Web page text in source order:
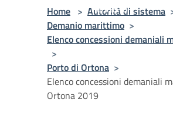
e Vasto
Home > Autorità di sistema
Demanio marittimo >
Elenco concessioni demaniali
>
Porto di Ortona >
Elenco concessioni demaniali
Ortona 2019